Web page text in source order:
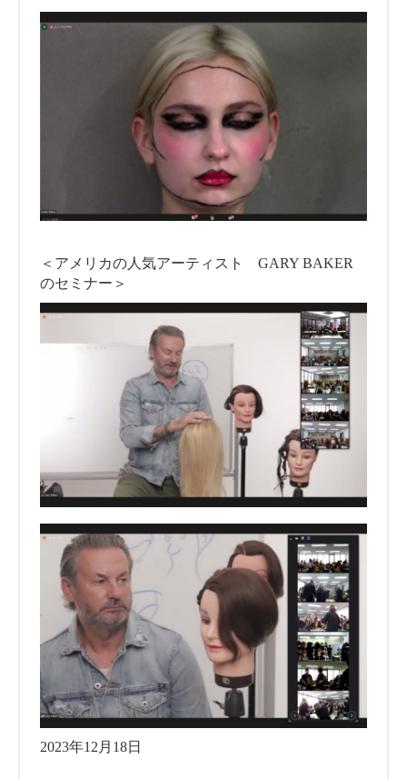
＜アメリカの人気アーティスト GARY BAKER
のセミナー＞
2023年12月18日